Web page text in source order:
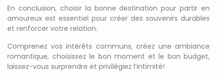
En conclusion, choisir la bonne destination pour partir en
amoureux est essentiel pour créer des souvenirs durables
et renforcer votre relation.
Comprenez vos intérêts communs, créez une ambiance
romantique, choisissez le bon moment et le bon budget,
laissez-vous surprendre et privilégiez l’intimité!